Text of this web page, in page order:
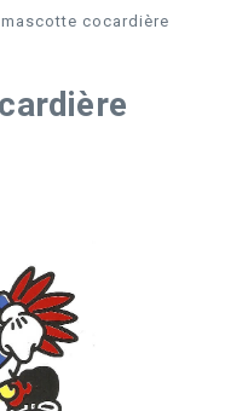
mascotte cocardière